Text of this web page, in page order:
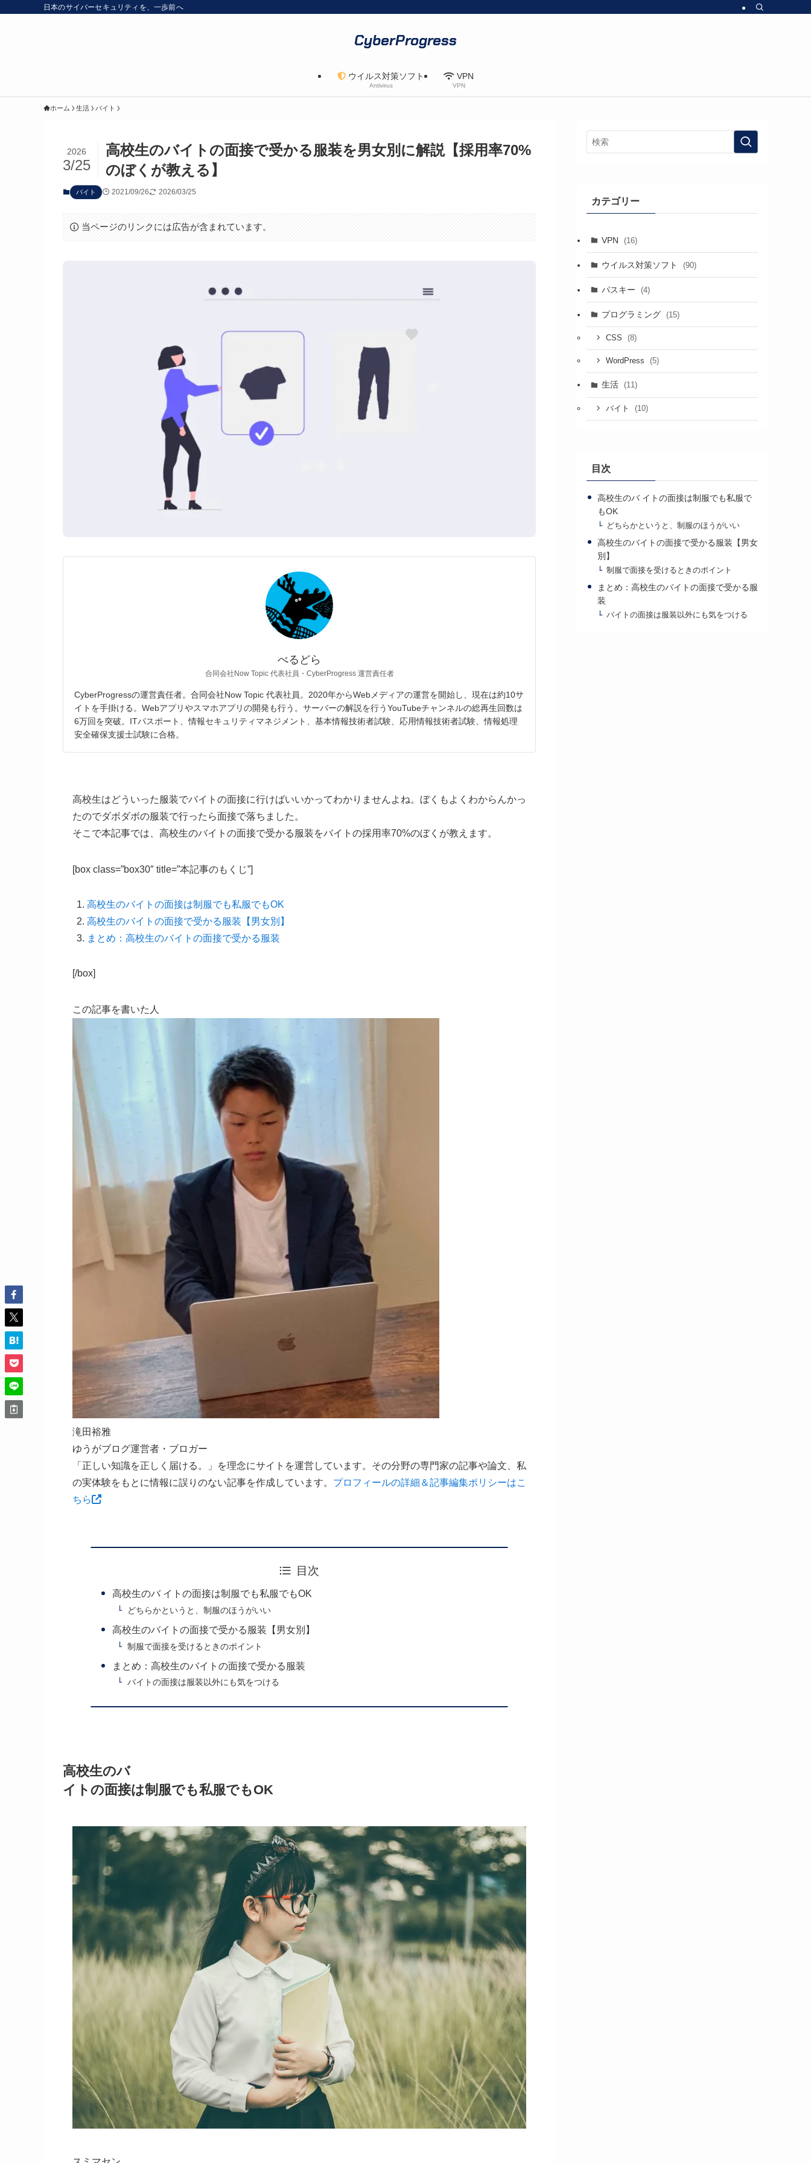
日本のサイバーセキュリティを、一歩前へ
CyberProgress
ウイルス対策ソフト
Antivirus
VPN
VPN
ホーム 生活 バイト
高校生のバイトの面接で受かる服装を男女別に解説【採用率70%
のぼくが教える】
2026
3/25
バイト 2021/09/26 2026/03/25
当ページのリンクには広告が含まれています。
べるどら
合同会社Now Topic 代表社員・CyberProgress 運営責任者
CyberProgressの運営責任者。合同会社Now Topic 代表社員。2020年からWebメディアの運営を開始し、現在は約10サ
イトを手掛ける。Webアプリやスマホアプリの開発も行う。サーバーの解説を行うYouTubeチャンネルの総再生回数は
6万回を突破。ITパスポート、情報セキュリティマネジメント、基本情報技術者試験、応用情報技術者試験、情報処理
安全確保支援士試験に合格。
高校生はどういった服装でバイトの面接に行けばいいかってわかりませんよね。ぼくもよくわからんかっ
たのでダボダボの服装で行ったら面接で落ちました。
そこで本記事では、高校生のバイトの面接で受かる服装をバイトの採用率70%のぼくが教えます。
[box class=”box30″ title=”本記事のもくじ”]
高校生のバイトの面接は制服でも私服でもOK
高校生のバイトの面接で受かる服装【男女別】
まとめ：高校生のバイトの面接で受かる服装
[/box]
この記事を書いた人
滝田裕雅
ゆうがブログ運営者・ブロガー
「正しい知識を正しく届ける。」を理念にサイトを運営しています。その分野の専門家の記事や論文、私
の実体験をもとに情報に誤りのない記事を作成しています。 プロフィールの詳細＆記事編集ポリシーはこ
ちら
目次
高校生のバ イトの面接は制服でも私服でもOK
どちらかというと、制服のほうがいい
高校生のバイトの面接で受かる服装【男女別】
制服で面接を受けるときのポイント
まとめ：高校生のバイトの面接で受かる服装
バイトの面接は服装以外にも気をつける
高校生のバ
イトの面接は制服でも私服でもOK
カテゴリー
VPN (16)
ウイルス対策ソフト (90)
パスキー (4)
プログラミング (15)
CSS (8)
WordPress (5)
生活 (11)
バイト (10)
目次
高校生のバ イトの面接は制服でも私服で
もOK
どちらかというと、制服のほうがいい
高校生のバイトの面接で受かる服装【男女
別】
制服で面接を受けるときのポイント
まとめ：高校生のバイトの面接で受かる服
装
バイトの面接は服装以外にも気をつける